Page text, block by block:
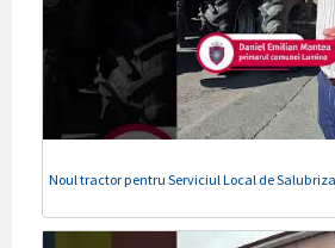
Noul tractor pentru Serviciul Local de